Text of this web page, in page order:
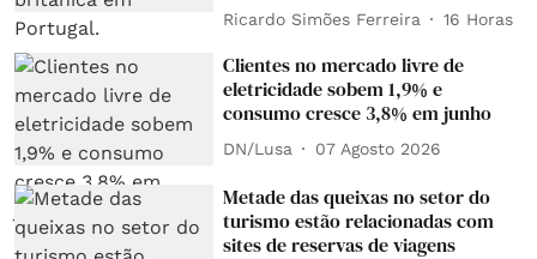
Ricardo Simões Ferreira 16 Horas
Clientes no mercado livre de
eletricidade sobem 1,9% e
consumo cresce 3,8% em junho
DN/Lusa 07 Agosto 2026
Metade das queixas no setor do
turismo estão relacionadas com
sites de reservas de viagens